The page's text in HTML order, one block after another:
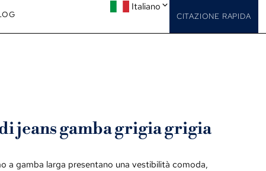
CITAZIONE RAPIDA
Italiano
jeans gamba grigia grigia
a gamba larga presentano una vestibilità comoda,